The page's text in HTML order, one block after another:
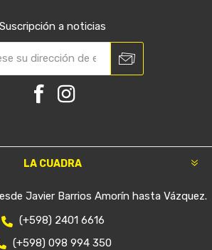
Suscripción a noticias
LA CUADRA
Javier Barrios Amorín hasta Vázquez.
(+598) 2401 6616
(+598) 098 994 350